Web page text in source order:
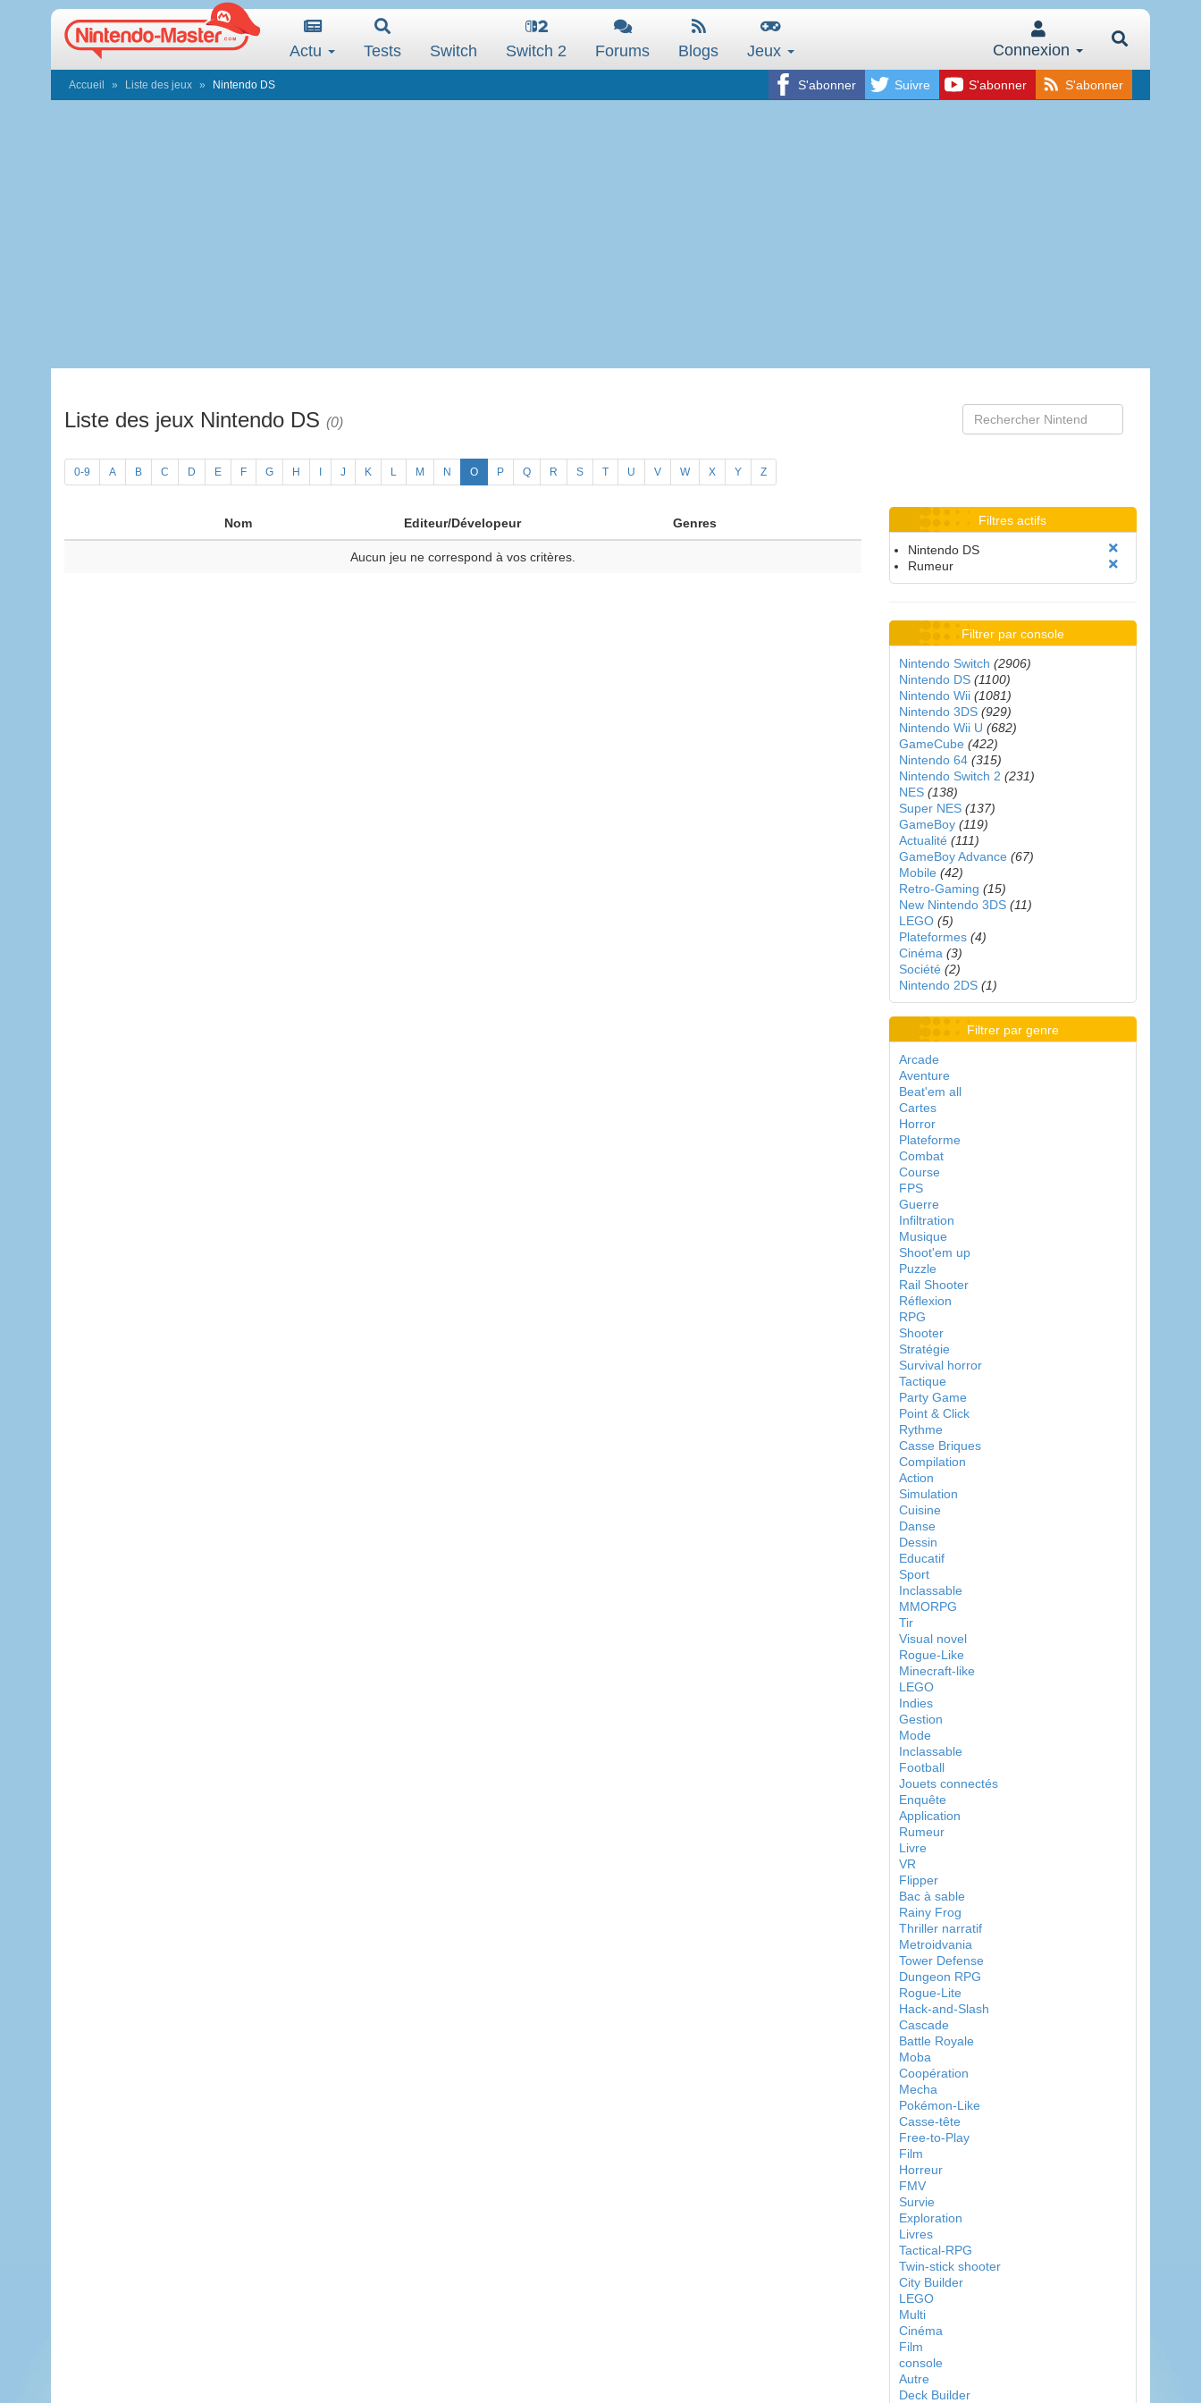
Actu Tests Switch Switch 2 Forums Blogs Jeux Connexion
S'abonner Suivre S'abonner S'abonner
Accueil Liste des jeux Nintendo DS
Liste des jeux Nintendo DS (0)
0-9 A B C D E F G H J K L M N O P Q R S T U V W X Y Z
Nom Editeur/Dévelopeur Genres
Aucun jeu ne correspond à vos critères.
Filtres actifs
Nintendo DS
Rumeur
Filtrer par console
Nintendo Switch (2906)
Nintendo DS (1100)
Nintendo Wii (1081)
Nintendo 3DS (929)
Nintendo Wii U (682)
GameCube (422)
Nintendo 64 (315)
Nintendo Switch 2 (231)
NES (138)
Super NES (137)
GameBoy (119)
Actualité (111)
GameBoy Advance (67)
Mobile (42)
Retro-Gaming (15)
New Nintendo 3DS (11)
LEGO (5)
Plateformes (4)
Cinéma (3)
Société (2)
Nintendo 2DS (1)
Filtrer par genre
Arcade
Aventure
Beat'em all
Cartes
Horror
Plateforme
Combat
Course
FPS
Guerre
Infiltration
Musique
Shoot'em up
Puzzle
Rail Shooter
Réflexion
RPG
Shooter
Stratégie
Survival horror
Tactique
Party Game
Point & Click
Rythme
Casse Briques
Compilation
Action
Simulation
Cuisine
Danse
Dessin
Educatif
Sport
Inclassable
MMORPG
Tir
Visual novel
Rogue-Like
Minecraft-like
LEGO
Indies
Gestion
Mode
Inclassable
Football
Jouets connectés
Enquête
Application
Rumeur
Livre
VR
Flipper
Bac à sable
Rainy Frog
Thriller narratif
Metroidvania
Tower Defense
Dungeon RPG
Rogue-Lite
Hack-and-Slash
Cascade
Battle Royale
Moba
Coopération
Mecha
Pokémon-Like
Casse-tête
Free-to-Play
Film
Horreur
FMV
Survie
Exploration
Livres
Tactical-RPG
Twin-stick shooter
City Builder
LEGO
Multi
Cinéma
Film
console
Autre
Deck Builder